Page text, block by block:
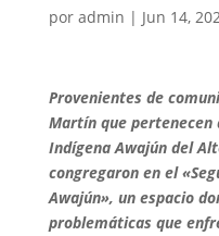
por admin | Jun 14,
Provenientes de
Martín que pertenecen
Indígena Awajún del
congregaron en el
Awajún», un espacio
problemáticas que